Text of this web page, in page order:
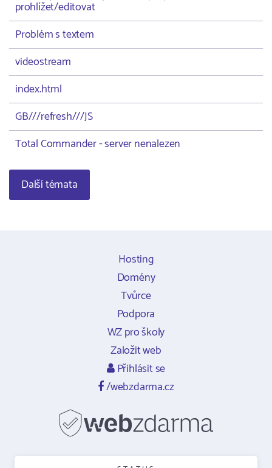
prohlížet/editovat
Problém s textem
videostream
index.html
GB///refresh///JS
Total Commander - server nenalezen
Další témata
Hosting
Domény
Tvůrce
Podpora
WZ pro školy
Založit web
Přihlásit se
/webzdarma.cz